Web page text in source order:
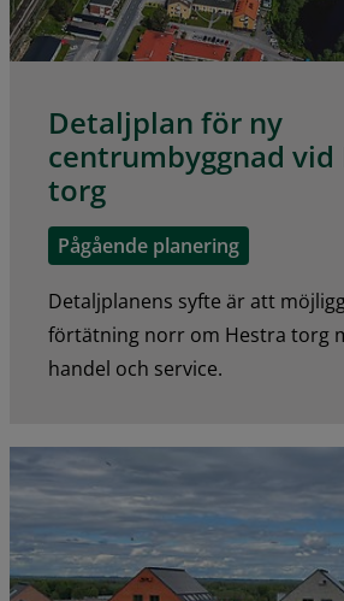
Detaljplan för ny
centrumbyggnad vid
torg
Pågående planering
Detaljplanens syfte är att
förtätning norr om Hestra torg
handel och service.